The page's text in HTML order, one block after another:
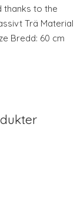
thanks to the
Trä Material
Bredd: 60 cm